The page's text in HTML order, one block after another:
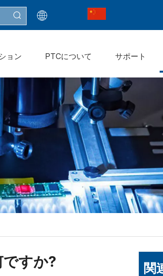
ョン PTCについて サポート
すか? 関